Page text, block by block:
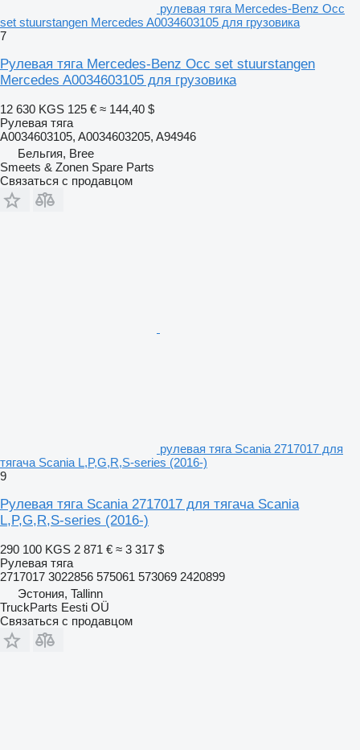
рулевая тяга Mercedes-Benz Occ
set stuurstangen Mercedes A0034603105 для грузовика
7
Рулевая тяга Mercedes-Benz Occ set stuurstangen
Mercedes A0034603105 для грузовика
12 630 KGS 125 € ≈ 144,40 $
Рулевая тяга
A0034603105, A0034603205, A94946
Бельгия, Bree
Smeets & Zonen Spare Parts
Связаться с продавцом
рулевая тяга Scania 2717017 для
тягача Scania L,P,G,R,S-series (2016-)
9
Рулевая тяга Scania 2717017 для тягача Scania
L,P,G,R,S-series (2016-)
290 100 KGS 2 871 € ≈ 3 317 $
Рулевая тяга
2717017 3022856 575061 573069 2420899
Эстония, Tallinn
TruckParts Eesti OÜ
Связаться с продавцом